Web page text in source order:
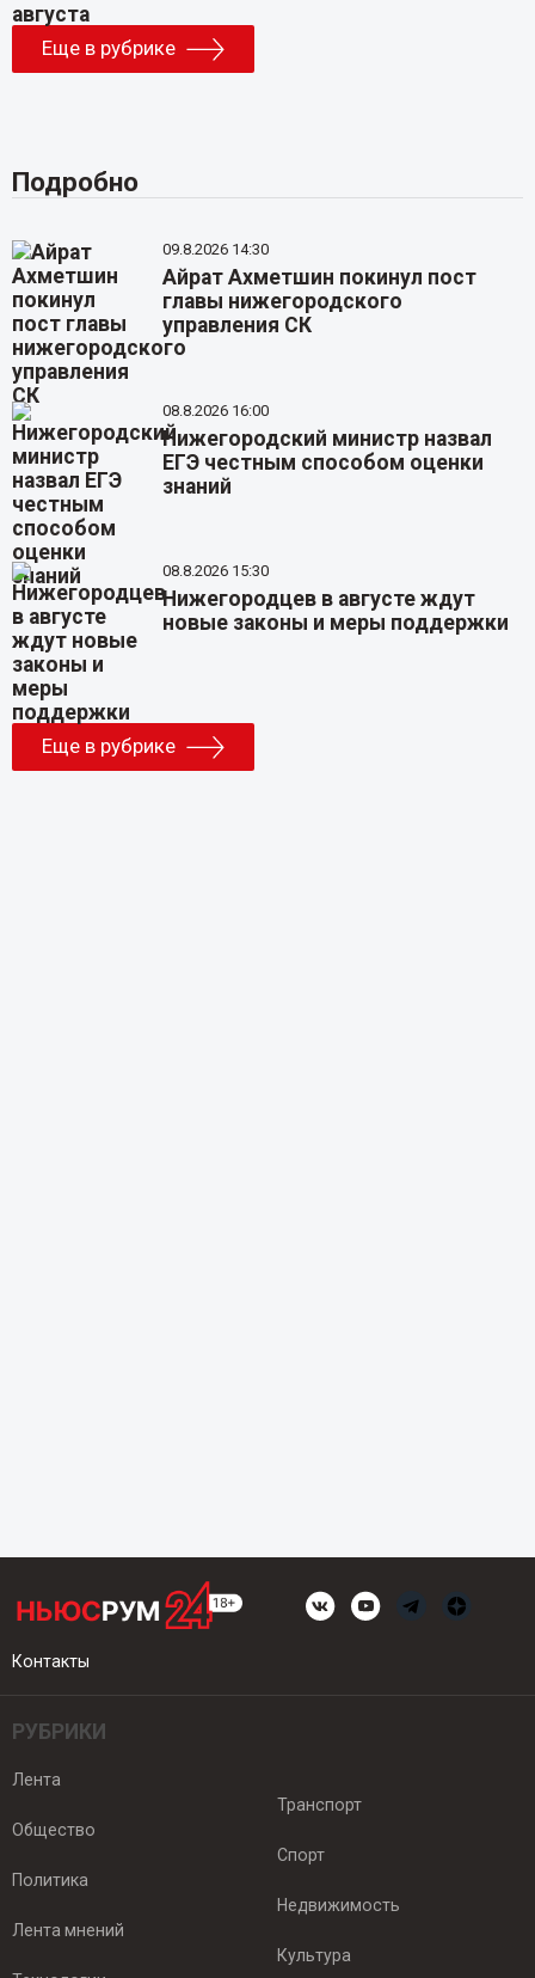
Еще в рубрике
Подробно
09.8.2026 14:30
Айрат Ахметшин покинул пост
главы нижегородского
управления СК
08.8.2026 16:00
Нижегородский министр назвал
ЕГЭ честным способом оценки
знаний
08.8.2026 15:30
Нижегородцев в августе ждут
новые законы и меры поддержки
Еще в рубрике
Контакты
РУБРИКИ
Лента
Общество
Политика
Лента мнений
Транспорт
Спорт
Недвижимость
Культура